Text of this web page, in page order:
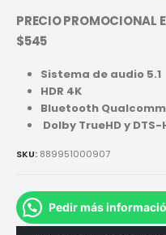
PRECIO PROMOCIONAL
$545
Sistema de audio 5.1
HDR 4K
Bluetooth
Dolby TrueHD y DTS-
SKU: 889951000907
Pedir más